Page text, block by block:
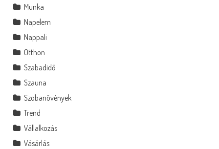
Munka
Napelem
Nappali
Otthon
Szabadidő
Szauna
Szobanövények
Trend
Vállalkozás
Vásárlás